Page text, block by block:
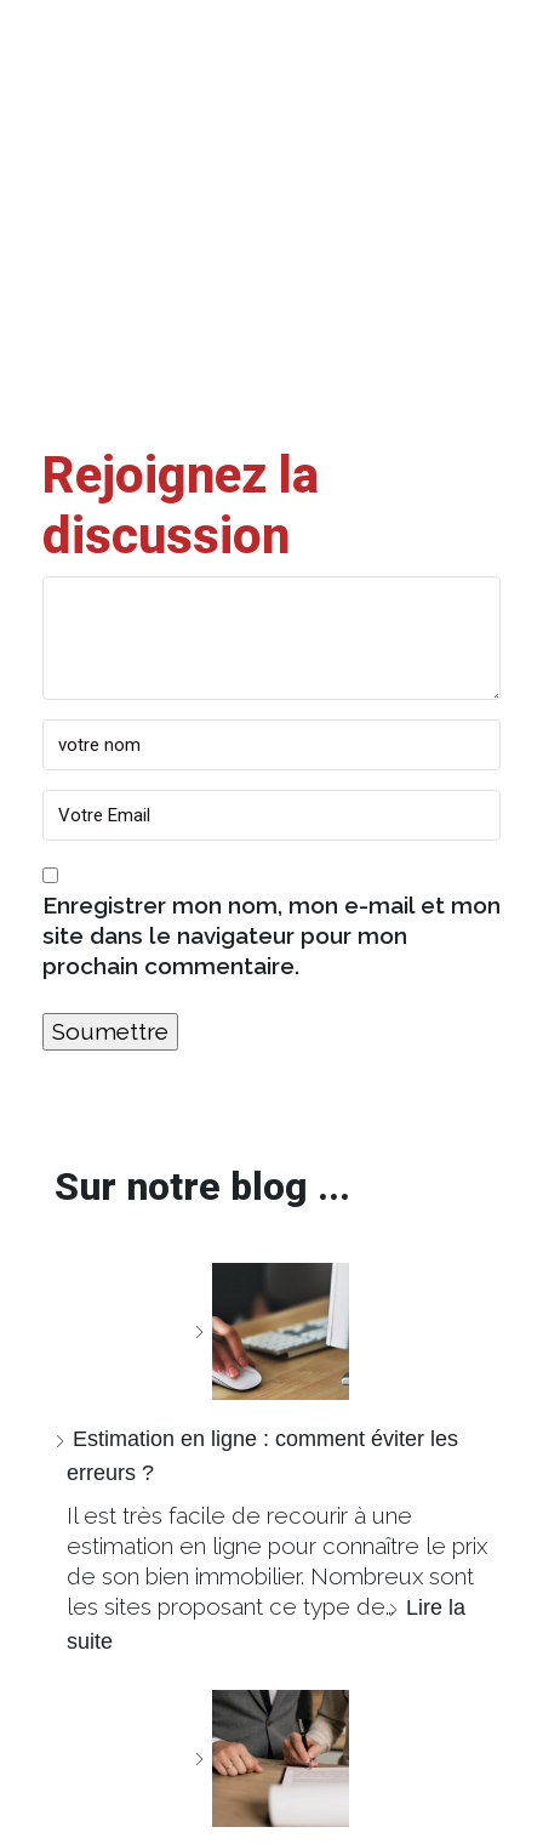
Rejoignez la
discussion
Enregistrer mon nom, mon e-mail et mon
site dans le navigateur pour mon
prochain commentaire.
Sur notre blog ...
Estimation en ligne : comment éviter les
erreurs ?
Il est très facile de recourir à une
estimation en ligne pour connaître le prix
de son bien immobilier. Nombreux sont
les sites proposant ce type de… Lire la
suite